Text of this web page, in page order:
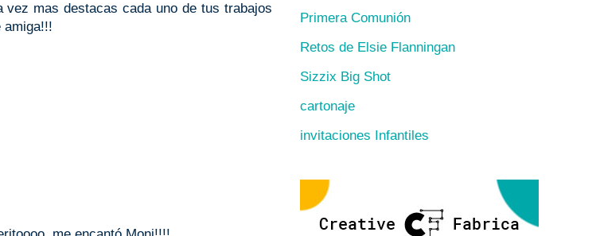
mas destacas cada uno de tus trabajos
amiga!!!
Primera Comunión
Retos de Elsie Flanningan
Sizzix Big Shot
cartonaje
invitaciones Infantiles